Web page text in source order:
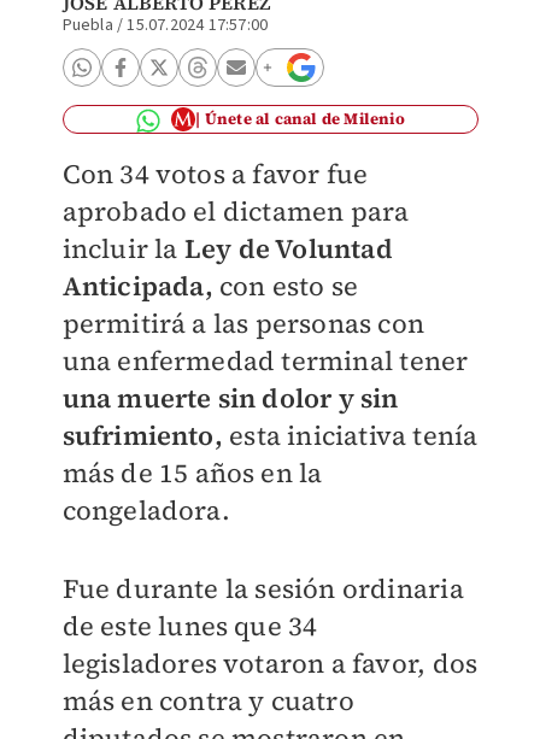
Puebla /15.07.2024 17:57:00
Únete al canal de Milenio
Con 34 votos a favor fue
aprobado el dictamen para
incluir la Ley de Voluntad
Anticipada, con esto se
permitirá a las personas con
una enfermedad terminal tener
una muerte sin dolor y sin
sufrimiento, esta iniciativa tenía
más de 15 años en la
congeladora.
Fue durante la sesión ordinaria
de este lunes que 34
legisladores votaron a favor, dos
más en contra y cuatro